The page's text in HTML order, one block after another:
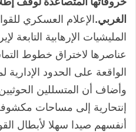
الغربي.الإعلام العسكري
المليشيات الإرهابية
عناصرها لاختراق خطوط
الواقعة على الحدود
وأضاف أن المتسللين الحوثيين
إنتحارية إلى مساحات
أنفسهم صيدا سهلا لأبطال